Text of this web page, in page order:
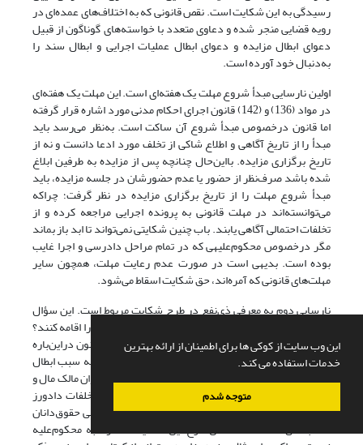
این وب سایت از کوکی ها برای اطمینان از ارائه بهترین
خدمات استفاده می کند.
متوجه شدم
رسیدگی به این شکایت است. نقص قانونی که به اختلاف‌های عمده‌ای در
رویه قضایی منجر شده و دعاوی متعدد با خواسته‌های گوناگون از قبیل
دعوای ابطال مزایده و دعوای ابطال عملیات اجرایی و ابطال سند را
به‌دنبال خود آورده‌ است.
اولین نارسایی مبدأ شروع مهلت یک هفته‌ای است. این مهلت یک هفته‌ای
در مواد (136) و (142) قانون اجرای احکام مدنی مورد اشاره قرار گرفته
اما قانون درخصوص مبدأ شروع آن ساکت است. به‌نظر می‌رسد باید
مبدأ را از تاریخ آگاهی و اطلاع شاکی از تخلف مورد ادعا دانست و نه از
تاریخ برگزاری مزایده. بااین‌حال چنانچه پس از مزایده به طرفین ابلاغ
شده باشد صرف‌نظر از حضور یا عدم حضورشان در جلسه مزایده، باید
مبدأ شروع مهلت را از تاریخ برگزاری مزایده در نظر گرفت؛ چراکه
می‌توانسته‌اند در مهلت قانونی به پرونده اجرایی مراجعه کرده و از
تخلفات احتمالی آگاهی یابند. باب چنین شکایتی نمی‌تواند تا ابد باز بماند
مگر درخصوص محکوم‌علیهی که در تمام مراحل دادرسی و اجرا غایب
بوده است. بدیهی است در صورت عدم رعایت مهلت، همچون سایر
مهلت‌های قانونی که آمره‌اند، حق شکایت اسقاط می‌شود.
نارسایی دوم به معرفی ذی‌نفع در طرح شکایت مربوط است. این سؤال
مطرح می‌شود که چه اشخاصی می‌توانند شکایت از مزایده را اقامه کنند؟
محکوم‌له، محکوم‌علیه، برنده مزایده و یا شخص ثالث؟ قانون دراین‌باره
سکوت کرده است. محکوم‌له به‌دلیل فقدان تصور نفعی به سبب ابطال
مزایده فاقد سمت در شکایت است، اما محکوم‌علیه به‌عنوان مالک مال و
نیز برنده مزایده به‌عنوان خریداری که ممکن است از تخلفات دادورز
زیان دیده باشد می‌تواند شاکی شود. از‌این‌رو برخلاف برخی حقوق‌دانان
(خدابخشی، 1393: 434) حق طرح این شکایت محدود به محکوم‌علیه